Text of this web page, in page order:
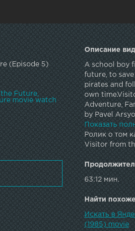
Описание
A school boy
future, to
pirates and
own
Adventure,
by Pavel
by Evgeniy
Kolya
Space Pirate
Ionesyan as
Kolya's
as Kolya
Katya
Shanayeva as
Vladimir
Показать
Ролик о том
Visitor from
63:12 мин.
Найти
Искать в
(1985) movie
(Episode 5)
Future
movie watch